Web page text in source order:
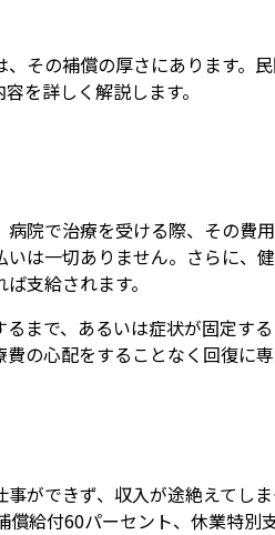
その補償の厚さにあります。
を詳しく解説します。
院で治療を受ける際、その費
は一切ありません。さらに、
支給されます。
まで、あるいは症状が固定す
の心配をすることなく回復に
ができず、収入が途絶えてし
償給付60パーセント、休業特別